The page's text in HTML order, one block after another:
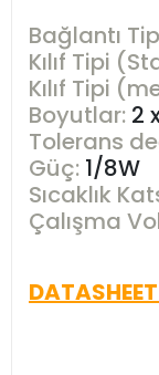
Bağlantı
Kılıf Tipi
Kılıf Tipi
Boyutlar: 2
Tolerans
Güç: 1/8W
Sıcaklık
Çalışma